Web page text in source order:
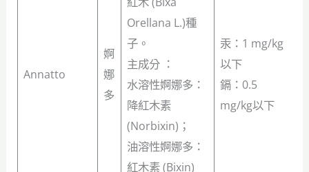
Annatto
婀
娜
多
Orellana L.)種
子。
主成分 ：
水溶性婀娜多：
降紅木素
(Norbixin)；
油溶性婀娜多：
紅木素 (Bixin)
汞：1 mg/kg
以下
鎘：0.5
mg/kg以下